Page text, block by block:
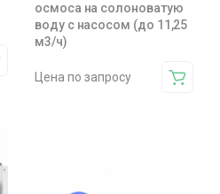
осмоса на солоноватую
воду с насосом (до 11,25
м3/ч)
Цена по запросу